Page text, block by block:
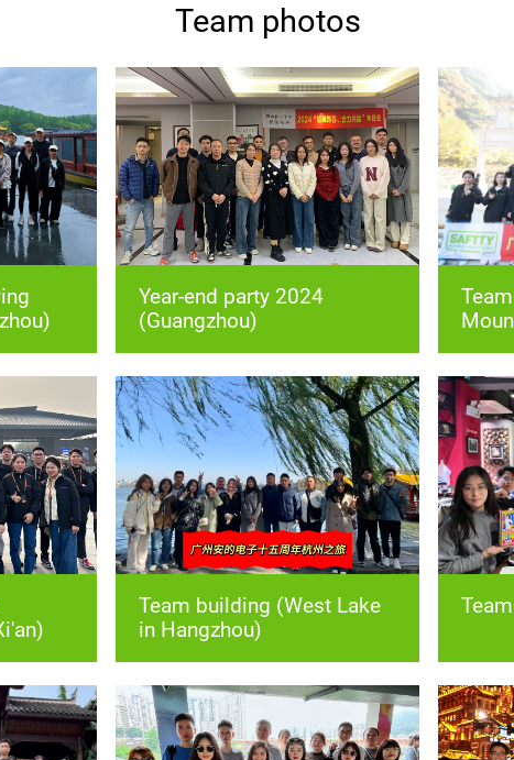
Team photos
(Guangzhou)
in Hangzhou)